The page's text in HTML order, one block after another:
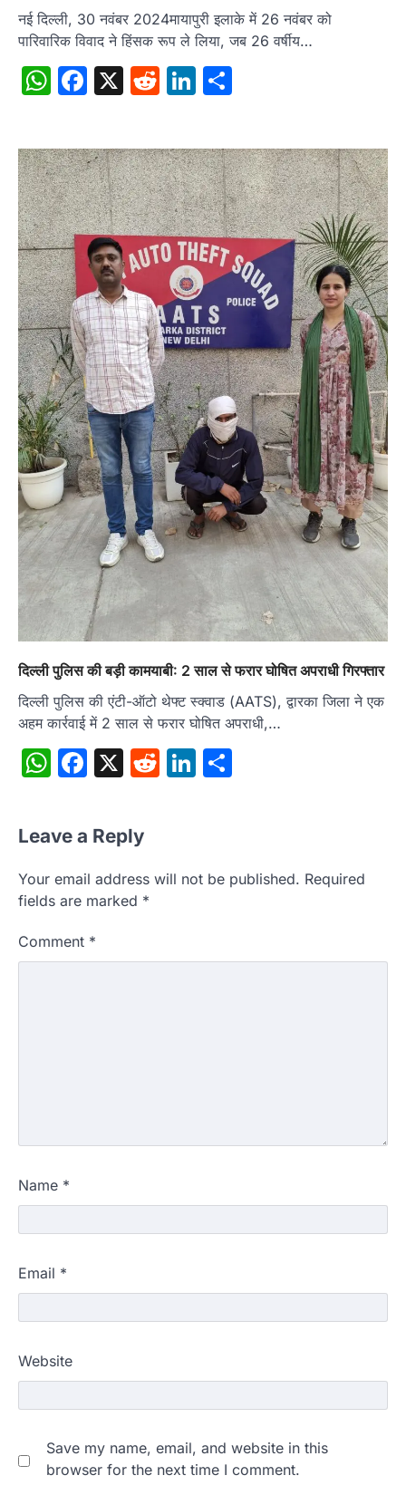
नई दिल्ली, 30 नवंबर 2024मायापुरी इलाके में 26 नवंबर को
पारिवारिक विवाद ने हिंसक रूप ले लिया, जब 26 वर्षीय…
WhatsApp
Facebook
X RedditLinkedIn
दिल्ली पुलिस की बड़ी कामयाबी: 2 साल से फरार घोषित अपराधी गिरफ्तार
दिल्ली पुलिस की एंटी-ऑटो थेफ्ट स्क्वाड (AATS), द्वारका जिला ने एक
अहम कार्रवाई में 2 साल से फरार घोषित अपराधी,…
WhatsApp
Facebook
X RedditLinkedIn
Leave a Reply
Your email address will not be published. Required
fields are marked *
Comment *
Name *
Email *
Website
Save my name, email, and website in this
browser for the next time I comment.